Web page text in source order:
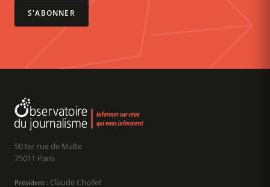
S'ABONNER
50 ter rue de Malte
75011 Paris
Président : Claude Chollet